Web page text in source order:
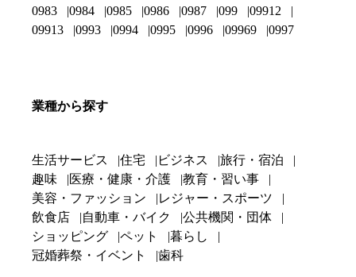
0983
0984 0985 0986 0987 099
09912
09913
0993 0994 0995 0996 09969 0997
業種から探す
生活サービス 住宅 ビジネス
旅行・宿泊
趣味
医療・健康・介護
教育・習い事
美容・ファッション
レジャー・スポーツ
飲食店
自動車・バイク
公共機関・団体
ショッピング
ペット
暮らし
冠婚葬祭・イベント
歯科